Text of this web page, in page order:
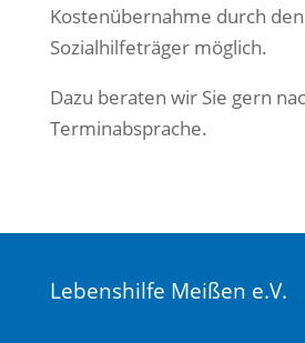
Kostenübernahme durch den
Sozialhilfeträger möglich.
Dazu beraten wir Sie gern
Terminabsprache.
Lebenshilfe Meißen e.V.